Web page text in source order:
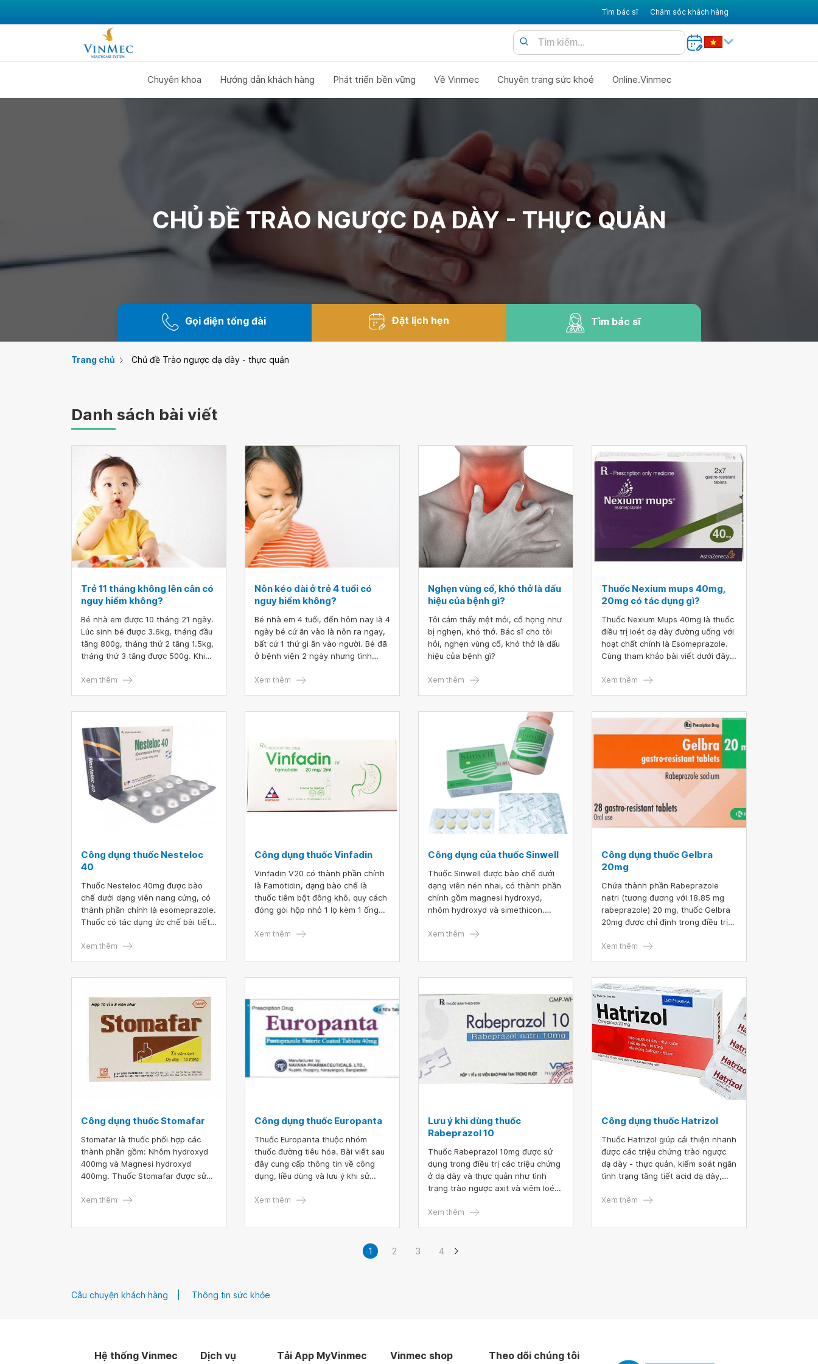
Tìm bác sĩ Chăm sóc khách hàng
Chuyên khoa Hướng dẫn khách hàng Phát triển bền vững Về Vinmec Chuyên trang sức khoẻ Online.Vinmec
CHỦ ĐỀ TRÀO NGƯỢC DẠ DÀY - THỰC QUẢN
Gọi điện tổng đài Đặt lịch hẹn Tìm bác sĩ
Trang chủ Chủ đề Trào ngược dạ dày - thực quản
Danh sách bài viết
Trẻ 11 tháng không lên cân có
nguy hiểm không?
Bé nhà em được 10 tháng 21 ngày.
Lúc sinh bé được 3.6kg, tháng đầu
tăng 800g, tháng thứ 2 tăng 1.5kg,
tháng thứ 3 tăng được 500g. Khi
đi cầu phân xanh đen và không lên
em cho bé ăn dặm và bổ sung men
bioacimin màu xanh lá cây thì bé đi
cầu phân vàng nhưng cũng không
lên cân. Hiện tại, bé ăn hay bị ọc
sữa nên bé rất gầy. Em đã đưa bé
đi khám mấy chỗ thì bác sĩ nói
không sao, kê men tiêu hóa với
thuốc chống nôn nhưng bé vẫn
nôn. Bác sĩ cho em hỏi, trẻ 11
không?
Xem thêm
Nôn kéo dài ở trẻ 4 tuổi có
nguy hiểm không?
Bé nhà em 4 tuổi, đến hôm nay là 4
ngày bé cứ ăn vào là nôn ra ngay,
bất cứ 1 thứ gì ăn vào người. Bé đã
ở bệnh viện 2 ngày nhưng tình
cho thấy tình trạng bé bị viêm họng
trẻ 4 tuổi có nguy hiểm không
Xem thêm
Nghẹn vùng cổ, khó thở là dấu
hiệu của bệnh gì?
Tôi cảm thấy mệt mỏi, cổ họng như
bị nghẹn, khó thở. Bác sĩ cho tôi
hỏi, nghẹn vùng cổ, khó thở là dấu
hiệu của bệnh gì?
Xem thêm
Thuốc Nexium mups 40mg,
20mg có tác dụng gì?
Thuốc Nexium Mups 40mg là thuốc
điều trị loét dạ dày đường uống với
hoạt chất chính là Esomeprazole.
Cùng tham khảo bài viết dưới đây
nexium mups 40mg.
Xem thêm
Công dụng thuốc Nesteloc
40
Thuốc Nesteloc 40mg được bào
chế dưới dạng viên nang cứng, có
thành phần chính là esomeprazole.
Thuốc có tác dụng ức chế bài tiết
bệnh lý liên quan tới dạ dày - tá
Xem thêm
Công dụng thuốc Vinfadin
Vinfadin V20 có thành phần chính
là Famotidin, dạng bào chế là
thuốc tiêm bột đông khô, quy cách
đóng gói hộp nhỏ 1 lọ kèm 1 ống
5 lọ nhỏ. Tuân thủ chỉ định và liều
Xem thêm
Công dụng của thuốc Sinwell
Thuốc Sinwell được bào chế dưới
dạng viên nén nhai, có thành phần
chính gồm magnesi hydroxyd,
nhôm hydroxyd và simethicon.
điều trị triệu chứng của bệnh viêm
Xem thêm
Công dụng thuốc Gelbra
20mg
Chứa thành phần Rabeprazole
natri (tương đương với 18,85 mg
rabeprazole) 20 mg, thuốc Gelbra
20mg được chỉ định trong điều trị
dạ dày, tá tràng, trào ngược dạ
là tốt và hiệu quả nhất?
Xem thêm
Công dụng thuốc Stomafar
Stomafar là thuốc phối hợp các
thành phần gồm: Nhôm hydroxyd
400mg và Magnesi hydroxyd
400mg. Thuốc Stomafar được sử
trong loét dạ dày - tá tràng, đầy
Xem thêm
Công dụng thuốc Europanta
Thuốc Europanta thuộc nhóm
thuốc đường tiêu hóa. Bài viết sau
đây cung cấp thông tin về công
dụng, liều dùng và lưu ý khi sử
Xem thêm
Lưu ý khi dùng thuốc
Rabeprazol 10
Thuốc Rabeprazol 10mg được sử
dụng trong điều trị các triệu chứng
ở dạ dày và thực quản như tình
trạng trào ngược axit và viêm loét
là hoạt chất Rabeprazol natri. Vậy
Xem thêm
Công dụng thuốc Hatrizol
Thuốc Hatrizol giúp cải thiện nhanh
được các triệu chứng trào ngược
dạ dày - thực quản, kiểm soát ngăn
tình trạng tăng tiết acid dạ dày,
hiệu quả. Vậy thuốc Hatrizol nên
Xem thêm
1 2 3 4
Câu chuyện khách hàng Thông tin sức khỏe
Hệ thống Vinmec Dịch vụ Tải App MyVinmec Vinmec shop Theo dõi chúng tôi